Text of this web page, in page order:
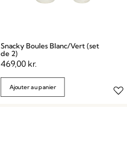
Snacky Boules Blanc/Vert (set
de 2)
469,00 kr.
Ajouter au panier